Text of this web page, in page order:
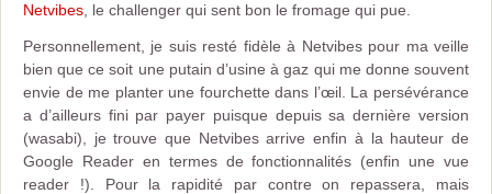
Netvibes , le challenger qui sent bon le fromage qui pue.
Personnellement, je suis resté fidèle à Netvibes pour ma veille
bien que ce soit une putain d’usine à gaz qui me donne souvent
envie de me planter une fourchette dans l’œil. La persévérance
a d’ailleurs fini par payer puisque depuis sa dernière version
(wasabi), je trouve que Netvibes arrive enfin à la hauteur de
Google Reader en termes de fonctionnalités (enfin une vue
reader !). Pour la rapidité par contre on repassera, mais